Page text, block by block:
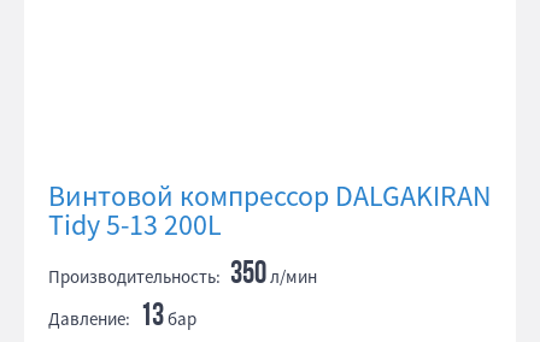
Винтовой компрессор DALGAKIRAN
Tidy 5-13 200L
Производительность: 350л/мин
Давление: 13бар